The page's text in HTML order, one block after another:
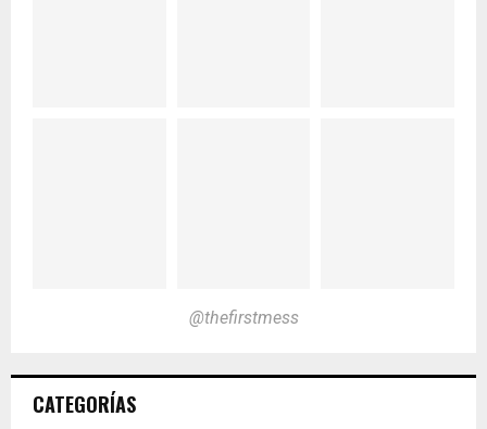
@thefirstmess
CATEGORÍAS